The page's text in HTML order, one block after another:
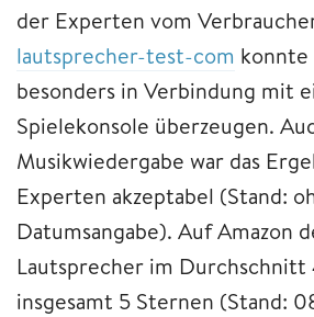
der Experten vom
lautsprecher-test-com konnte
besonders in Verbindung mit
Spielekonsole überzeugen.
Musikwiedergabe war das
Experten akzeptabel (Stand:
Datumsangabe). Auf Amazon
Lautsprecher im Durchschnitt
insgesamt 5 Sternen (Stand: